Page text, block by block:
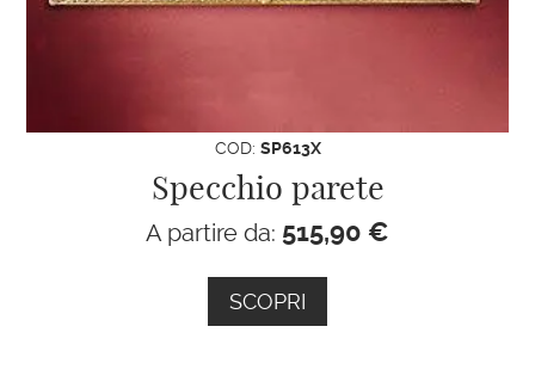
COD: SP613X
Specchio parete
A partire da: 515,90 €
SCOPRI